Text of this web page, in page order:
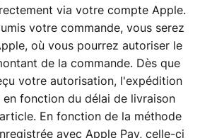
via votre compte Apple.
votre commande, vous serez
où vous pourrez autoriser le
de la commande. Dès que
votre autorisation, l'expédition
fonction du délai de livraison
En fonction de la méthode
avec Apple Pay, celle-ci